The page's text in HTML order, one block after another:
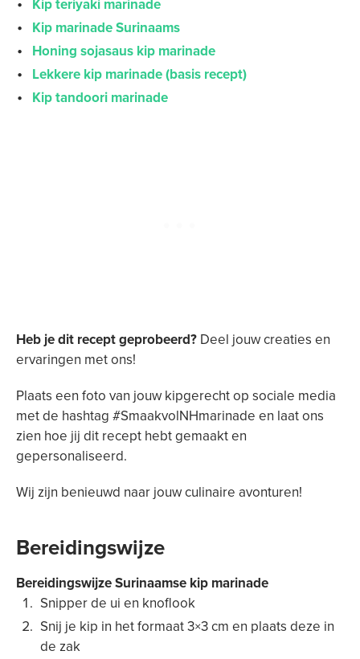
Kip teriyaki marinade
Kip marinade Surinaams
Honing sojasaus kip marinade
Lekkere kip marinade (basis recept)
Kip tandoori marinade
Heb je dit recept geprobeerd? Deel jouw creaties en
ervaringen met ons!
Plaats een foto van jouw kipgerecht op sociale media
met de hashtag #SmaakvolNHmarinade en laat ons
zien hoe jij dit recept hebt gemaakt en
gepersonaliseerd.
Wij zijn benieuwd naar jouw culinaire avonturen!
Bereidingswijze
Bereidingswijze Surinaamse kip marinade
Snipper de ui en knoflook
Snij je kip in het formaat 3×3 cm en plaats deze in
de zak